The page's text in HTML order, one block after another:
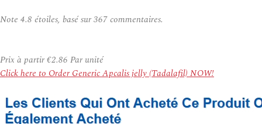
Note 4.8 étoiles, basé sur367commentaires.
Prix à partir€2.86 Par unité
Click here to Order Generic Apcalis jelly (Tadalafil) NOW!